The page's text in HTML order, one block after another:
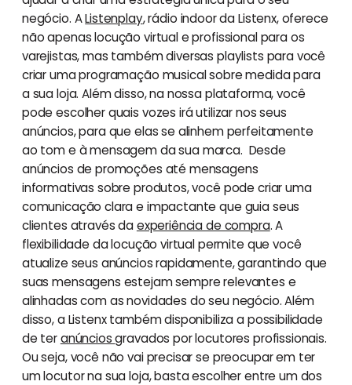
negócio. AListenplay, rádio indoor da Listenx, oferece
não apenas locução virtual e profissional para os
varejistas, mas também diversas playlists para você
criar uma programação musical sobre medida para
a sua loja. Além disso, na nossa plataforma, você
pode escolher quais vozes irá utilizar nos seus
anúncios, para que elas se alinhem perfeitamente
ao tom e à mensagem da sua marca. Desde
anúncios de promoções até mensagens
informativas sobre produtos, você pode criar uma
comunicação clara e impactante que guia seus
clientes através daexperiência de compra. A
flexibilidade da locução virtual permite que você
atualize seus anúncios rapidamente, garantindo que
suas mensagens estejam sempre relevantes e
alinhadas com as novidades do seu negócio. Além
disso, a Listenx também disponibiliza a possibilidade
de teranúnciosgravados por locutores profissionais.
Ou seja, você não vai precisar se preocupar em ter
um locutor na sua loja, basta escolher entre um dos